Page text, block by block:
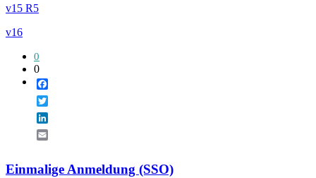
v15 R5
v16
0
0
Einmalige Anmeldung (SSO)